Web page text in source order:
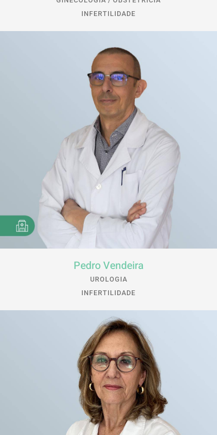
INFERTILIDADE
Pedro Vendeira
UROLOGIA
INFERTILIDADE